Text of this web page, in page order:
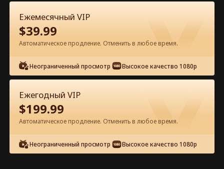
Эпизод 59 - Потерянная прима-
балерина Полный фильм
0-49 50-91 Все эпизоды
59
Ежемесячный VIP
$39.99
Автоматическое продление. Отменить в любое время.
Неограниченный просмотр Высокое качество 1080p
Ежегодный VIP
$199.99
Автоматическое продление. Отменить в любое время.
Неограниченный просмотр Высокое качество 1080p